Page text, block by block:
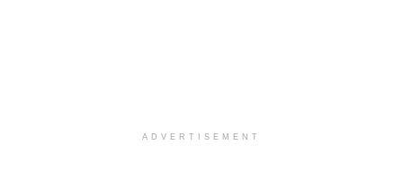
ADVERTISEMENT